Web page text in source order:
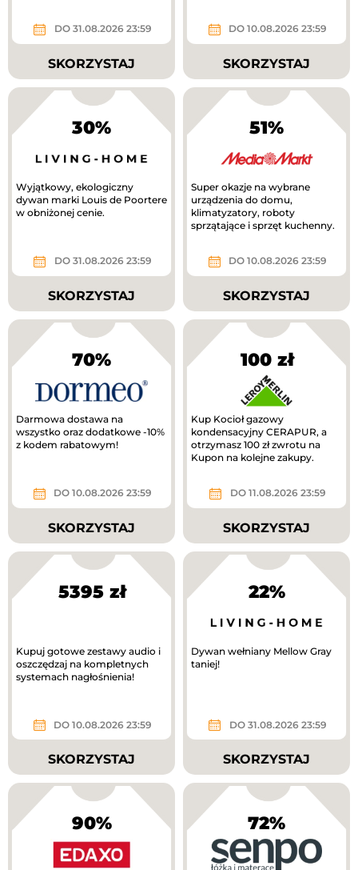
DO 31.08.2026 23:59
SKORZYSTAJ
DO 10.08.2026 23:59
SKORZYSTAJ
30%
Wyjątkowy, ekologiczny
dywan marki Louis de Poortere
w obniżonej cenie.
DO 31.08.2026 23:59
SKORZYSTAJ
51%
Super okazje na wybrane
urządzenia do domu,
klimatyzatory, roboty
sprzątające i sprzęt kuchenny.
DO 10.08.2026 23:59
SKORZYSTAJ
70%
Darmowa dostawa na
wszystko oraz dodatkowe -10%
z kodem rabatowym!
DO 10.08.2026 23:59
SKORZYSTAJ
100 zł
Kup Kocioł gazowy
kondensacyjny CERAPUR, a
otrzymasz 100 zł zwrotu na
Kupon na kolejne zakupy.
DO 11.08.2026 23:59
SKORZYSTAJ
5395 zł
Kupuj gotowe zestawy audio i
oszczędzaj na kompletnych
systemach nagłośnienia!
DO 10.08.2026 23:59
SKORZYSTAJ
22%
Dywan wełniany Mellow Gray
taniej!
DO 31.08.2026 23:59
SKORZYSTAJ
90% 72%